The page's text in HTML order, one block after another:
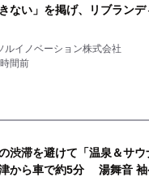
ない」を掲げ、リブランデ
ルイノベーション株式会社
間前
渋滞を避けて「温泉＆サ
から車で約5分 湯舞音 袖